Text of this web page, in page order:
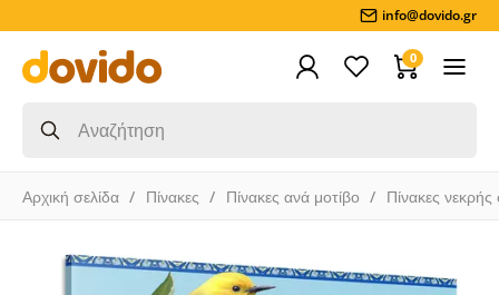
info@dovido.gr
0
Αρχική σελίδα Πίνακες Πίνακες ανά μοτίβο Πίνακες